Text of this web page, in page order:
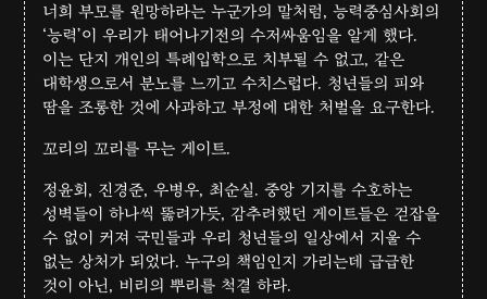
너희 부모를 원망하라는 누군가의 말처럼, 능력중심사회의
‘능력’이 우리가 태어나기전의 수저싸움임을 알게 했다.
이는 단지 개인의 특례입학으로 치부될 수 없고, 같은
대학생으로서 분노를 느끼고 수치스럽다. 청년들의 피와
땀을 조롱한 것에 사과하고 부정에 대한 처벌을 요구한다.
꼬리의 꼬리를 무는 게이트.
정윤회, 진경준, 우병우, 최순실. 중앙 기지를 수호하는
성벽들이 하나씩 뚫려가듯, 감추려했던 게이트들은 걷잡을
수 없이 커져 국민들과 우리 청년들의 일상에서 지울 수
없는 상처가 되었다. 누구의 책임인지 가리는데 급급한
것이 아닌, 비리의 뿌리를 척결 하라.